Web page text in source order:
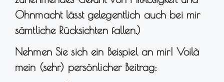
Ohnmacht lässt gelegentlich auch bei mir
sämtliche Rücksichten fallen.)
Nehmen Sie sich ein Beispiel an mir! Voilà
mein (sehr) persönlicher Beitrag: